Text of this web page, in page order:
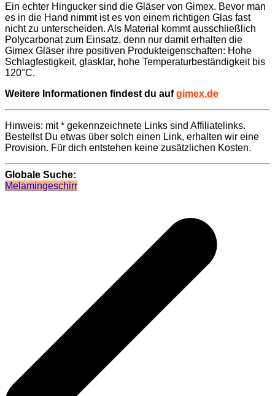
Ein echter Hingucker sind die Gläser von Gimex. Bevor man
es in die Hand nimmt ist es von einem richtigen Glas fast
nicht zu unterscheiden. Als Material kommt ausschließlich
Polycarbonat zum Einsatz, denn nur damit erhalten die
Gimex Gläser ihre positiven Produkteigenschaften: Hohe
Schlagfestigkeit, glasklar, hohe Temperaturbeständigkeit bis
120°C.
Weitere Informationen findest du aufgimex.de
Hinweis: mit * gekennzeichnete Links sind Affiliatelinks.
Bestellst Du etwas über solch einen Link, erhalten wir eine
Provision. Für dich entstehen keine zusätzlichen Kosten.
Globale Suche:
Melamingeschirr